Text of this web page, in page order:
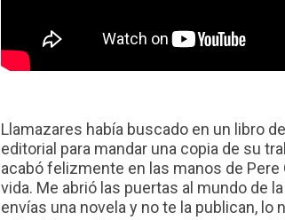
Llamazares había buscado en un libro
editorial para mandar una copia de su
acabó felizmente en las manos de
vida. Me abrió las puertas al mundo de
envías una novela y no te la publican,